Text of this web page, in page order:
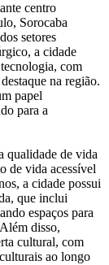
centro
Sorocaba
setores
a cidade
com
na região.
papel
para a
qualidade de vida
de vida acessível
a cidade possui
que inclui
espaços para
disso,
cultural, com
ao longo